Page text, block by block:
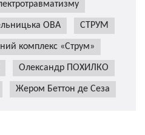
ОВА СТРУМ
комплекс «Струм»
Олександр ПОХИЛКО
Жером Беттон де Сеза